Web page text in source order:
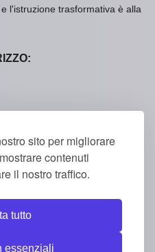
sito per migliorare
contenuti
il nostro traffico.
tutto
essenziali
l'istruzione trasformativa è alla